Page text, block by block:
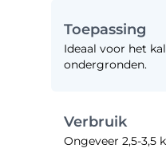
Toepassing
Ideaal voor het
ondergronden.
Verbruik
Ongeveer 2,5-3,5